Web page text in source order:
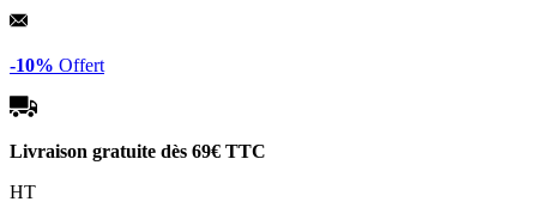
Panneau de gestion des cookies
-10% Offert
Livraison gratuite dès 69€ TTC
HT